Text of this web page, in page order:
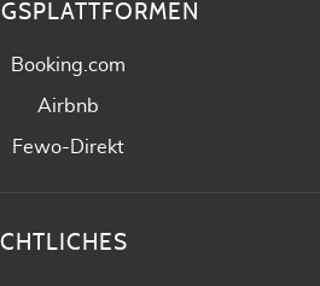
Booking.com
Airbnb
Fewo-Direkt